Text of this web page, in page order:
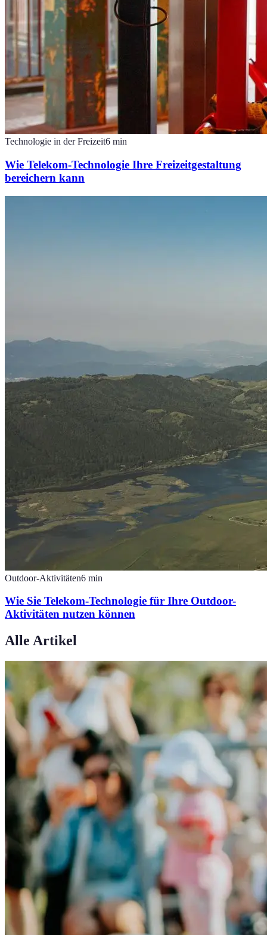
Technologie in der Freizeit6 min
Wie Telekom-Technologie Ihre Freizeitgestaltung
bereichern kann
Outdoor-Aktivitäten6 min
Wie Sie Telekom-Technologie für Ihre Outdoor-
Aktivitäten nutzen können
Alle Artikel